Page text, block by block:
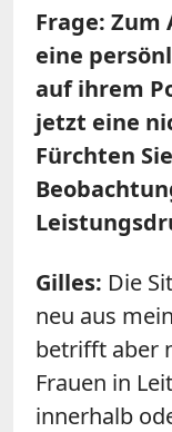
Frage: Zum
eine
auf ihrem
jetzt eine
Fürchten
Gilles: Die
neu aus
betrifft aber
Frauen in
innerhalb